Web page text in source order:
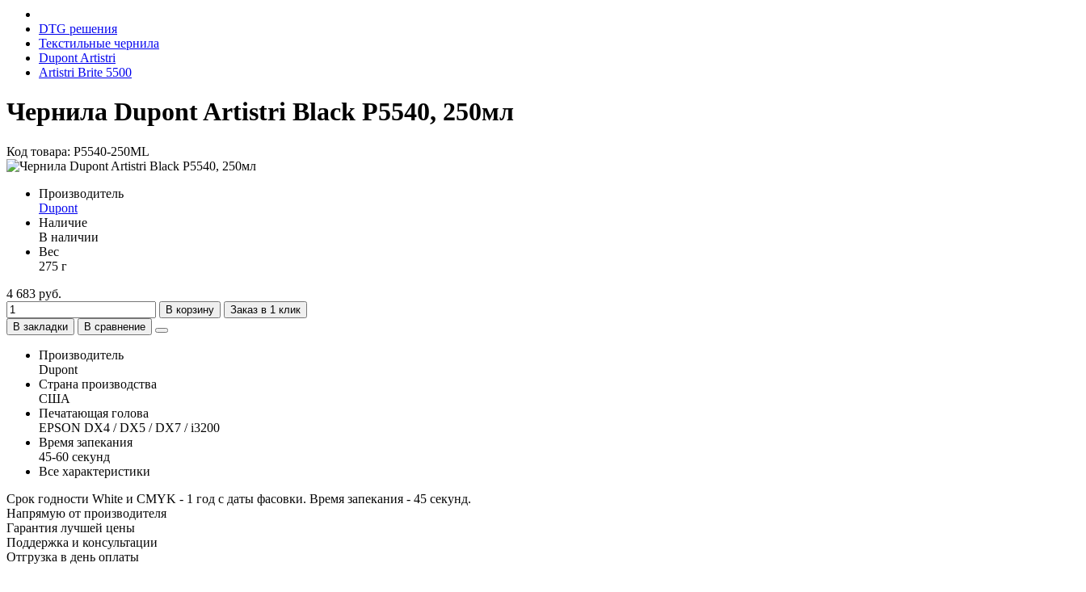
DTG решения
Текстильные чернила
Dupont Artistri
Artistri Brite 5500
Чернила Dupont Artistri Black P5540, 250мл
Код товара: P5540-250ML
Производитель
Dupont
Наличие
В наличии
Вес
275 г
4 683 руб.
В корзину
Заказ в 1 клик
В закладки
В сравнение
Производитель
Dupont
Страна производства
США
Печатающая голова
EPSON DX4 / DX5 / DX7 / i3200
Время запекания
45-60 секунд
Все характеристики
Срок годности White и CMYK - 1 год с даты фасовки. Время запекания - 45 секунд.
Напрямую от производителя
Гарантия лучшей цены
Поддержка и консультации
Отгрузка в день оплаты